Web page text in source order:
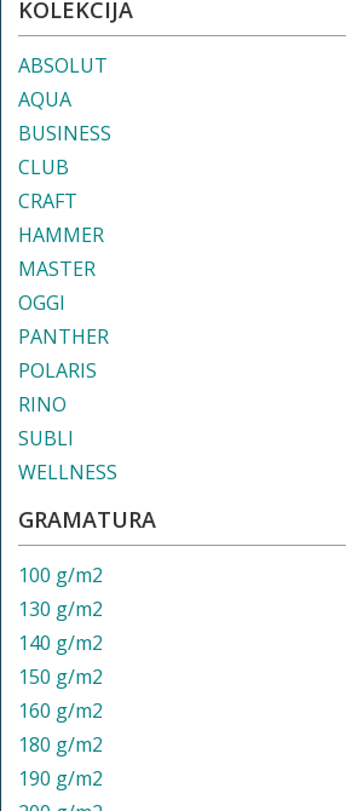
KOLEKCIJA
ABSOLUT
AQUA
BUSINESS
CLUB
CRAFT
HAMMER
MASTER
OGGI
PANTHER
POLARIS
RINO
SUBLI
WELLNESS
GRAMATURA
100 g/m2
130 g/m2
140 g/m2
150 g/m2
160 g/m2
180 g/m2
190 g/m2